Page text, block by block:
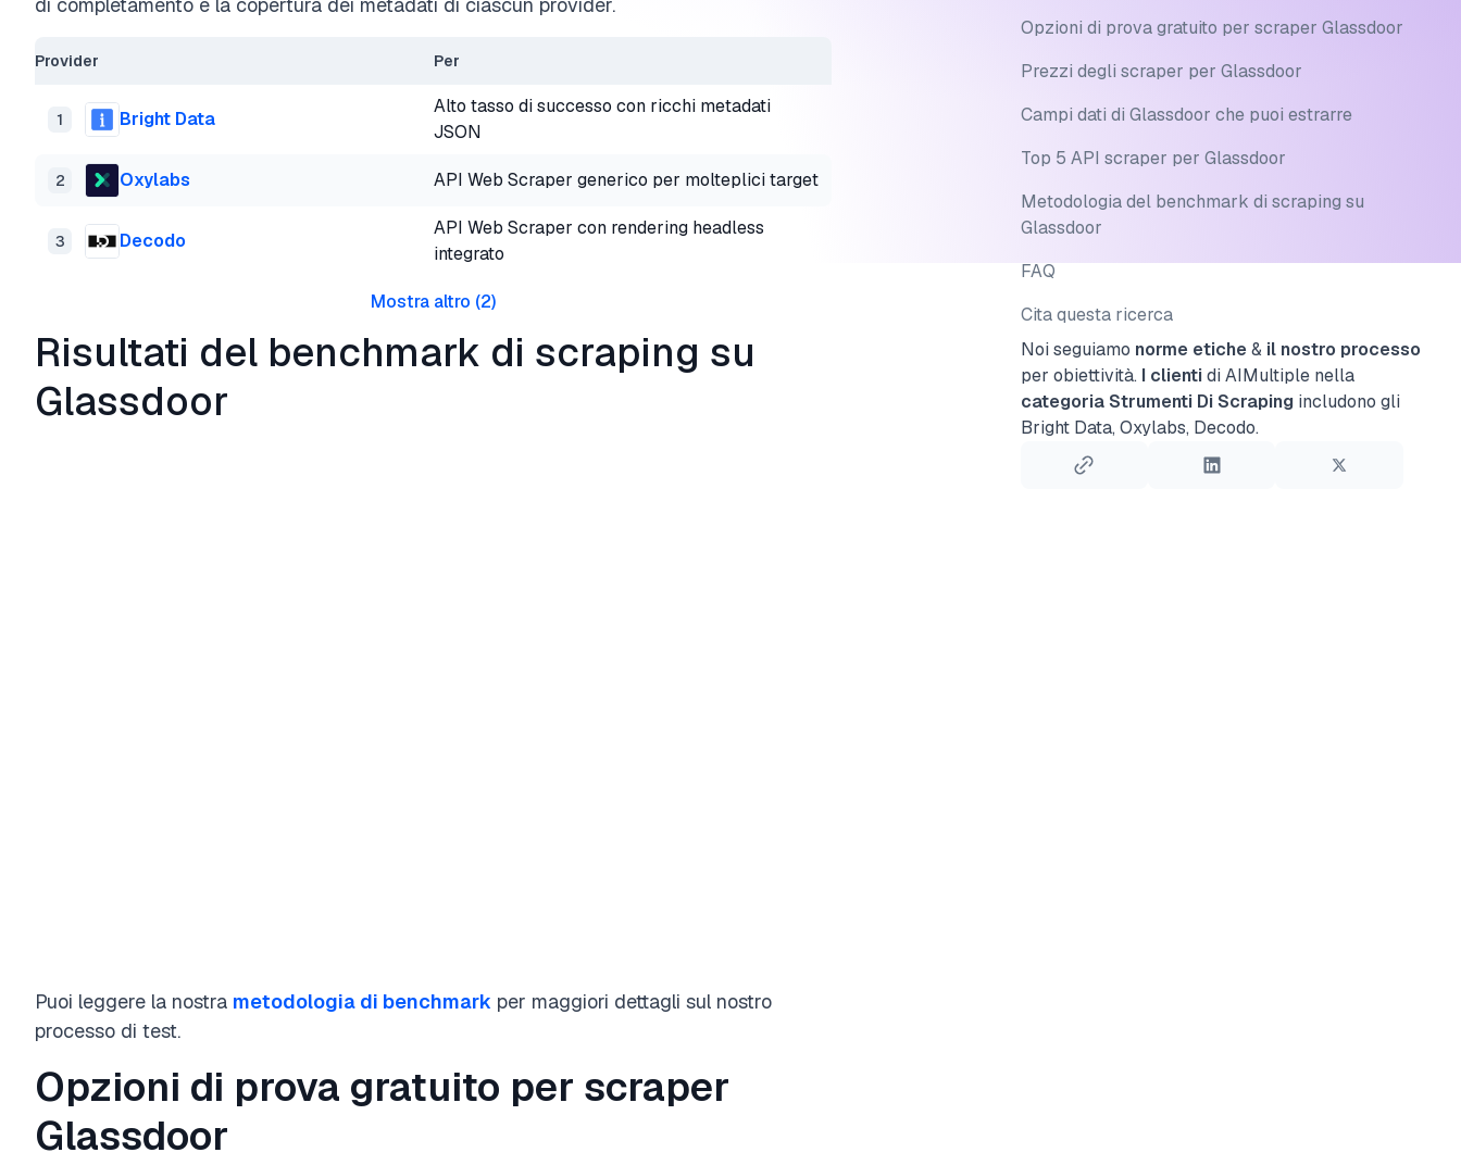
Provider Per
1 Bright Data
Alto tasso di successo con ricchi metadati
JSON
2 Oxylabs API Web Scraper generico per molteplici target
3 Decodo
API Web Scraper con rendering headless
integrato
Mostra altro (2)
Risultati del benchmark di scraping su
Glassdoor
Puoi leggere la nostra metodologia di benchmark per maggiori dettagli sul nostro
processo di test.
Opzioni di prova gratuito per scraper
Glassdoor
Opzioni di prova gratuito per scraper Glassdoor
Prezzi degli scraper per Glassdoor
Campi dati di Glassdoor che puoi estrarre
Top 5 API scraper per Glassdoor
Metodologia del benchmark di scraping su
Glassdoor
FAQ
Cita questa ricerca
Noi seguiamo norme etiche & il nostro processo
per obiettività. I clientidi AIMultiple nella
categoria Strumenti Di Scrapingincludono gli
Bright Data, Oxylabs, Decodo.